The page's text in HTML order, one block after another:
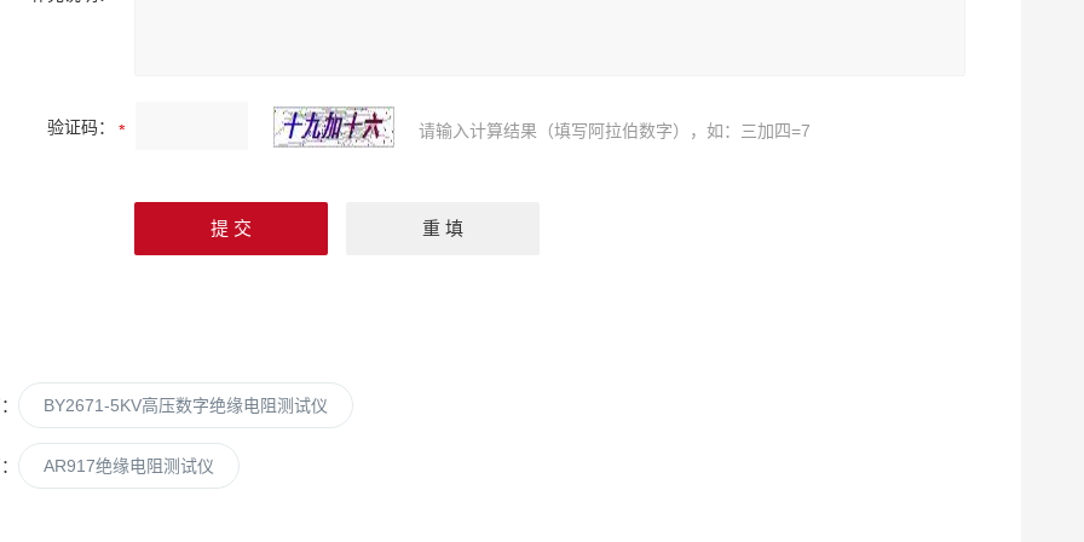
验证码： 请输入计算结果（填写阿拉伯数字），如：三加四=7
BY2671-5KV高压数字绝缘电阻测试仪
AR917绝缘电阻测试仪